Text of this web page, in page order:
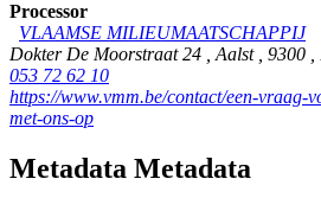
Processor
VLAAMSE MILIEUMAATSCHAPPIJ
Dokter De Moorstraat 24
Aalst 9300
053 72 62 10
https://www.vmm.be/contact/een-vraag-
met-ons-op
Metadata Metadata